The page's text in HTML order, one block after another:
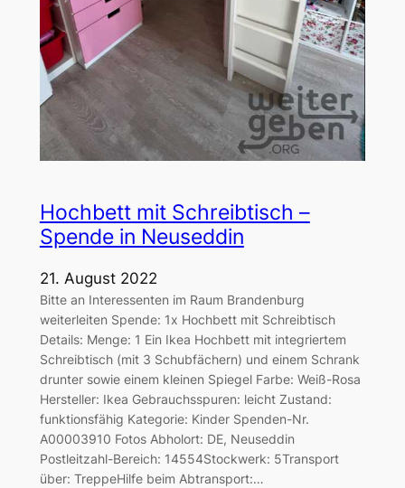
Hochbett mit Schreibtisch –
Spende in Neuseddin
21. August 2022
Bitte an Interessenten im Raum Brandenburg
weiterleiten Spende: 1x Hochbett mit Schreibtisch
Details: Menge: 1 Ein Ikea Hochbett mit integriertem
Schreibtisch (mit 3 Schubfächern) und einem Schrank
drunter sowie einem kleinen Spiegel Farbe: Weiß-Rosa
Hersteller: Ikea Gebrauchsspuren: leicht Zustand:
funktionsfähig Kategorie: Kinder Spenden-Nr.
A00003910 Fotos Abholort: DE, Neuseddin
Postleitzahl-Bereich: 14554Stockwerk: 5Transport
über: TreppeHilfe beim Abtransport:…